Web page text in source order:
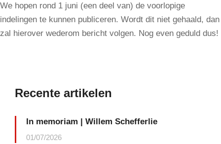
We hopen rond 1 juni (een deel van) de voorlopige
indelingen te kunnen publiceren. Wordt dit niet gehaald, dan
zal hierover wederom bericht volgen. Nog even geduld dus!
Recente artikelen
In memoriam | Willem Schefferlie
01/07/2026